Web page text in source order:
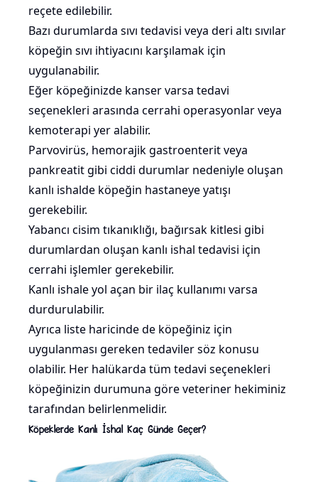
reçete edilebilir.
Bazı durumlarda sıvı tedavisi veya deri altı sıvılar
köpeğin sıvı ihtiyacını karşılamak için
uygulanabilir.
Eğer köpeğinizde kanser varsa tedavi
seçenekleri arasında cerrahi operasyonlar veya
kemoterapi yer alabilir.
Parvovirüs, hemorajik gastroenterit veya
pankreatit gibi ciddi durumlar nedeniyle oluşan
kanlı ishalde köpeğin hastaneye yatışı
gerekebilir.
Yabancı cisim tıkanıklığı, bağırsak kitlesi gibi
durumlardan oluşan kanlı ishal tedavisi için
cerrahi işlemler gerekebilir.
Kanlı ishale yol açan bir ilaç kullanımı varsa
durdurulabilir.
Ayrıca liste haricinde de köpeğiniz için
uygulanması gereken tedaviler söz konusu
olabilir. Her halükarda tüm tedavi seçenekleri
köpeğinizin durumuna göre veteriner hekiminiz
tarafından belirlenmelidir.
Köpeklerde Kanlı İshal Kaç Günde Geçer?